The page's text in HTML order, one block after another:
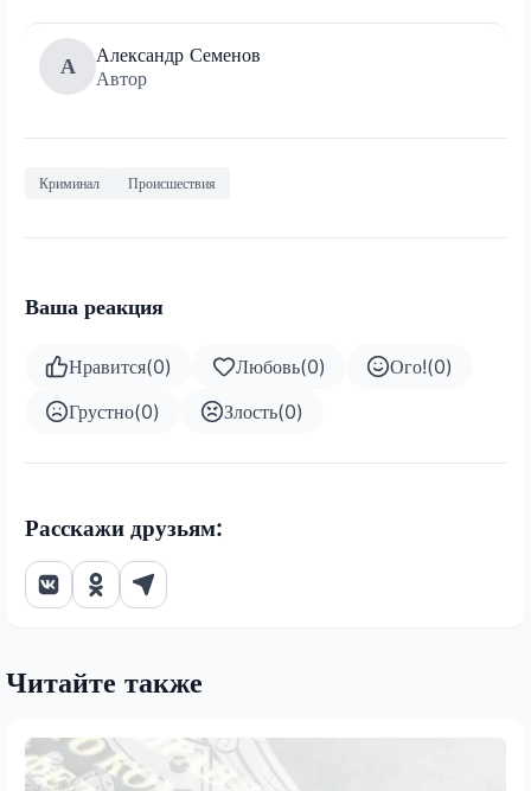
А
Александр Семенов
Автор
Криминал Происшествия
Ваша реакция
Нравится(0) Любовь(0) Ого!(0)
Грустно(0) Злость(0)
Расскажи друзьям:
Читайте также